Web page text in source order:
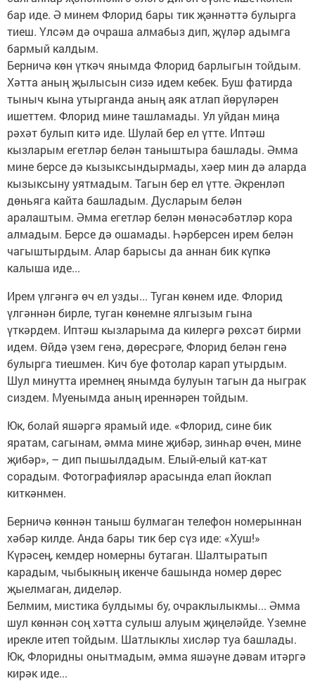
бар иде. Ә минем Флорид бары тик җәннәттә булырга
тиеш. Үлсәм дә очраша алмабыз дип, җүләр адымга
бармый калдым.
Берничә көн үткәч янымда Флорид барлыгын тойдым.
Хәтта аның җылысын сизә идем кебек. Буш фатирда
тыныч кына утырганда аның аяк атлап йөрүләрен
ишеттем. Флорид мине ташламады. Ул уйдан миңа
рәхәт булып китә иде. Шулай бер ел үтте. Иптәш
кызларым егетләр белән таныштыра башлады. Әмма
мине берсе дә кызыксындырмады, хәер мин дә аларда
кызыксыну уятмадым. Тагын бер ел үтте. Әкренләп
дөньяга кайта башладым. Дусларым белән
аралаштым. Әмма егетләр белән мөнәсәбәтләр кора
алмадым. Берсе дә ошамады. Һәрберсен ирем белән
чагыштырдым. Алар барысы да аннан бик күпкә
калыша иде...
Ирем үлгәнгә өч ел узды... Туган көнем иде. Флорид
үлгәннән бирле, туган көнемне ялгызым гына
үткәрдем. Иптәш кызларыма да килергә рөхсәт бирми
идем. Өйдә үзем генә, дөресрәге, Флорид белән генә
булырга тиешмен. Кич буе фотолар карап утырдым.
Шул минутта иремнең янымда булуын тагын да ныграк
сиздем. Муенымда аның иреннәрен тойдым.
Юк, болай яшәргә ярамый иде. «Флорид, сине бик
яратам, сагынам, әмма мине җибәр, зинһар өчен, мине
җибәр», – дип пышылдадым. Елый-елый кат-кат
сорадым. Фотографияләр арасында елап йоклап
киткәнмен.
Берничә көннән таныш булмаган телефон номерыннан
хәбәр килде. Анда бары тик бер сүз иде: «Хуш!»
Күрәсең, кемдер номерны бутаган. Шалтыратып
карадым, чыбыкның икенче башында номер дөрес
җыелмаган, диделәр.
Белмим, мистика булдымы бу, очраклылыкмы... Әмма
шул көннән соң хәтта сулыш алуым җиңеләйде. Үземне
ирекле итеп тойдым. Шатлыклы хисләр туа башлады.
Юк, Флоридны онытмадым, әмма яшәүне дәвам итәргә
кирәк иде...